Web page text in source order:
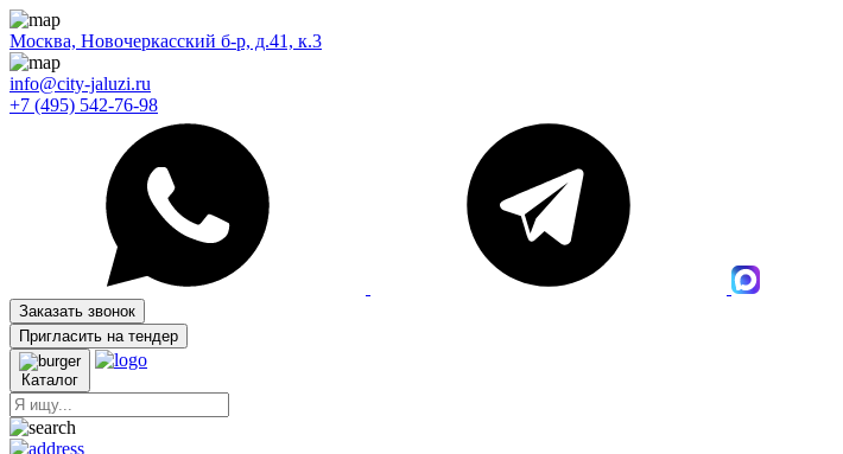
Москва, Новочеркасский б-р, д.41, к.3
info@city-jaluzi.ru
+7 (495) 542-76-98
Заказать звонок
Пригласить на тендер
Каталог